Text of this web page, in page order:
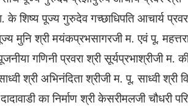
के शिष्य पूज्य गुरुदेव गच्छाधिपति आचार्य
मुनि श्री मयंकप्रभसागरजी म. एवं पू.
गणिनी प्रवरा श्री सूर्यप्रभाश्रीजी म.
श्री अभिनंदिता श्रीजी म. पू. साध्वी श्री
का निर्माण श्री केसरीमलजी चौधरी